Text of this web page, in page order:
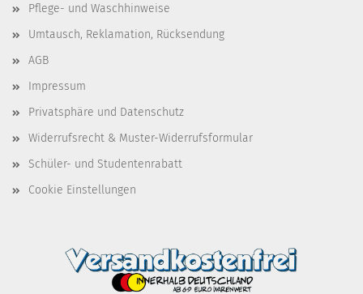
Pflege- und Waschhinweise
Umtausch, Reklamation, Rücksendung
AGB
Impressum
Privatsphäre und Datenschutz
Widerrufsrecht & Muster-Widerrufsformular
Schüler- und Studentenrabatt
Cookie Einstellungen